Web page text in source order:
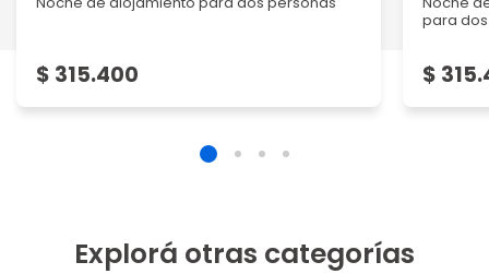
$ 315.400
para
$
Explorá otras categorías